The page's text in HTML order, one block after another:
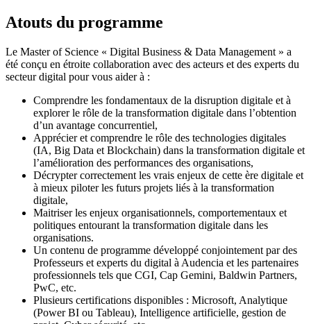
Atouts du programme
Le Master of Science « Digital Business & Data Management » a
été conçu en étroite collaboration avec des acteurs et des experts du
secteur digital pour vous aider à :
Comprendre les fondamentaux de la disruption digitale et à
explorer le rôle de la transformation digitale dans l’obtention
d’un avantage concurrentiel,
Apprécier et comprendre le rôle des technologies digitales
(IA, Big Data et Blockchain) dans la transformation digitale et
l’amélioration des performances des organisations,
Décrypter correctement les vrais enjeux de cette ère digitale et
à mieux piloter les futurs projets liés à la transformation
digitale,
Maitriser les enjeux organisationnels, comportementaux et
politiques entourant la transformation digitale dans les
organisations.
Un contenu de programme développé conjointement par des
Professeurs et experts du digital à Audencia et les partenaires
professionnels tels que CGI, Cap Gemini, Baldwin Partners,
PwC, etc.
Plusieurs certifications disponibles : Microsoft, Analytique
(Power BI ou Tableau), Intelligence artificielle, gestion de